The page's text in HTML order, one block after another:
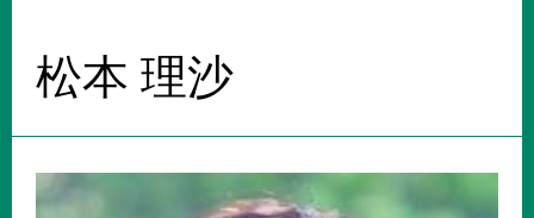
松本 理沙